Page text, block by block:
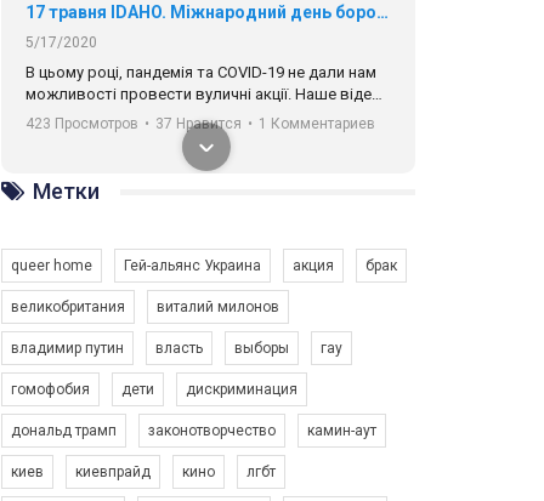
17 травня IDAHO. Міжнародний день боротьби з гомофобією трансфобією і біфобія.
5/17/2020
В цьому році, пандемія та COVІD-19 не дали нам
можливості провести вуличні акції. Наше відео-
звернення про те, що навіть коли ми у різних
містах та не можемо зустрінеться, ми разом. Ми
закликаємо всіх хто поділяє цінності рівності та
солідарності, приєднатися до нас. Регіональні
підрозділи ГАУ є в 16 областях України.
423 Просмотров • 37 Нравится • 1 Комментариев
Зупинимо насильство проти ЛГБТ в Україні! Stop violence against LGBT in Ukraine!
Емоційний та вражаючий промо-ролік на
Метки
queer home Гей-альянс Украина акция брак
великобритания виталий милонов
владимир путин власть выборы гау
гомофобия дети дискриминация
дональд трамп законотворчество камин-аут
киев киевпрайд кино лгбт